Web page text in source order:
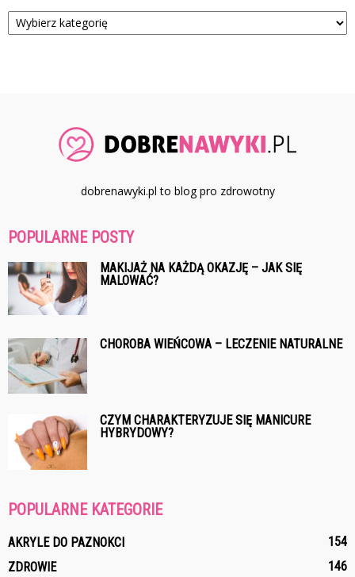
Kategorie
dobrenawyki.pl to blog pro zdrowotny
POPULARNE POSTY
MAKIJAŻ NA KAŻDĄ OKAZJĘ – JAK SIĘ
MALOWAĆ?
CHOROBA WIEŃCOWA – LECZENIE NATURALNE
CZYM CHARAKTERYZUJE SIĘ MANICURE
HYBRYDOWY?
POPULARNE KATEGORIE
AKRYLE DO PAZNOKCI
154
ZDROWIE
146